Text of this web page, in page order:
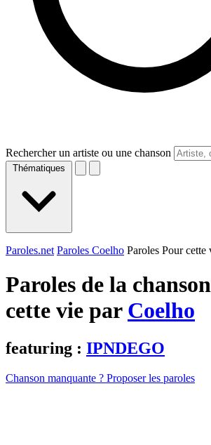
Rechercher un artiste ou une chanson
Thématiques
Paroles.net Paroles Coelho Paroles Pour cette
Paroles de la
cette vie par Coelho
featuring : IPNDEGO
Chanson manquante ? Proposer les paroles